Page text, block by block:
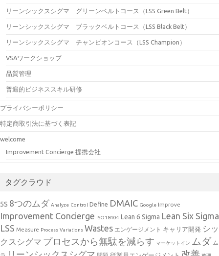
リーンシックスシグマ グリーンベルトコース（LSS Green Belt）
リーンシックスシグマ ブラックベルトコース（LSS Black Belt）
リーンシックスシグマ チャンピオンコース（LSS Champion）
VSAワークショップ
品質管理
普遍的ビジネススキル研修
プライバシーポリシー
特定商取引法に基づく表記
welcome
Improvement Concierge 提携会社
タグクラウド
5S 8つのムダ Analyze Control Define DMAIC Google Improve
Improvement Concierge ISO18404 Lean 6 Sigma Lean Six Sigma
LSS Measure Process Variations Wastes エンゲージメント キャリア開発 シッ
クスシグマ プロセスから無駄を減らす マーケットイン ムダ ム